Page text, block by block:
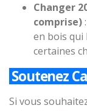
Changer
comprise)
en bois qui
certaines
Soutenez
Si vous